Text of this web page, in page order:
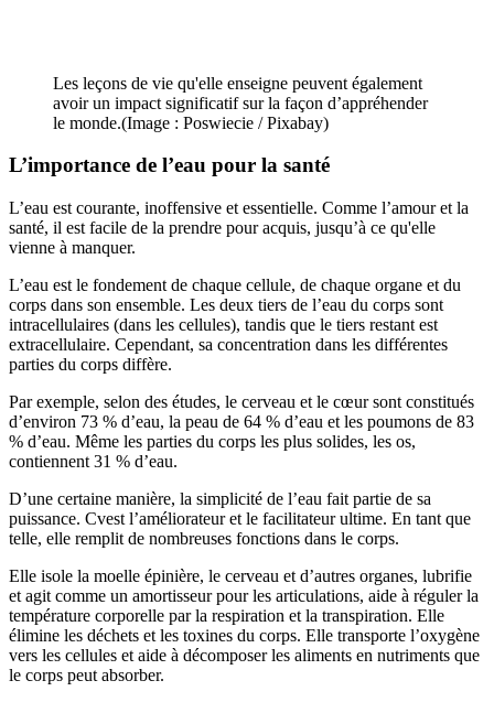
Les leçons de vie qu'elle enseigne peuvent également
avoir un impact significatif sur la façon d’appréhender
le monde.(Image : Poswiecie / Pixabay)
L’importance de l’eau pour la santé
L’eau est courante, inoffensive et essentielle. Comme l’amour et la
santé, il est facile de la prendre pour acquis, jusqu’à ce qu'elle
vienne à manquer.
L’eau est le fondement de chaque cellule, de chaque organe et du
corps dans son ensemble. Les deux tiers de l’eau du corps sont
intracellulaires (dans les cellules), tandis que le tiers restant est
extracellulaire. Cependant, sa concentration dans les différentes
parties du corps diffère.
Par exemple, selon des études, le cerveau et le cœur sont constitués
d’environ 73 % d’eau, la peau de 64 % d’eau et les poumons de 83
% d’eau. Même les parties du corps les plus solides, les os,
contiennent 31 % d’eau.
D’une certaine manière, la simplicité de l’eau fait partie de sa
puissance. Cvest l’améliorateur et le facilitateur ultime. En tant que
telle, elle remplit de nombreuses fonctions dans le corps.
Elle isole la moelle épinière, le cerveau et d’autres organes, lubrifie
et agit comme un amortisseur pour les articulations, aide à réguler la
température corporelle par la respiration et la transpiration. Elle
élimine les déchets et les toxines du corps. Elle transporte l’oxygène
vers les cellules et aide à décomposer les aliments en nutriments que
le corps peut absorber.